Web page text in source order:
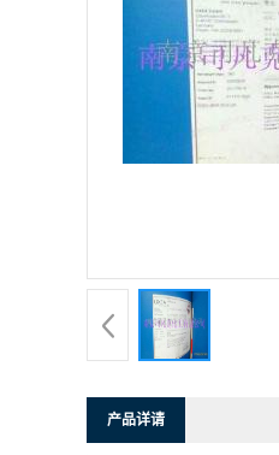
产品详请